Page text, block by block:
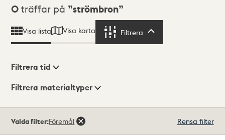
Sökresultat
0 träffar på strömbron
Visa lista Visa karta Filtrera
Visningsläge
Filtrera tid
Filtrera materialtyper
träffar
Valda filter:Föremål Rensa filter